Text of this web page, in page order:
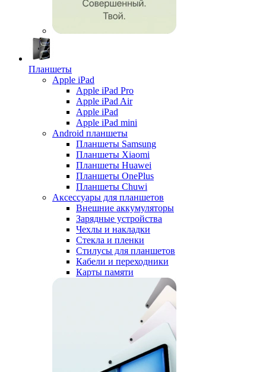
Планшеты
Apple iPad
Apple iPad Pro
Apple iPad Air
Apple iPad
Apple iPad mini
Android планшеты
Планшеты Samsung
Планшеты Xiaomi
Планшеты Huawei
Планшеты OnePlus
Планшеты Chuwi
Аксессуары для планшетов
Внешние аккумуляторы
Зарядные устройства
Чехлы и накладки
Стекла и пленки
Стилусы для планшетов
Кабели и переходники
Карты памяти